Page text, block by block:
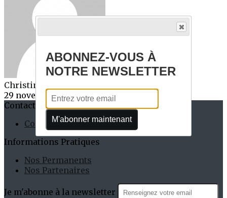
Christine PIERRE-ANTOINE
29 novembre 2022
Contactez-nous
Contact
Informations Pratiques
Nos Permanents
Nos Partenaires
Je m'abonne à la newsletter
ABONNEZ-VOUS À
NOTRE NEWSLETTER
M'abonner maintenant